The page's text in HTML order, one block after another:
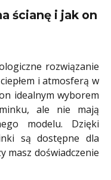
ścianę i jak on
rozwiązanie
i atmosferą w
idealnym wyborem
ale nie mają
modelu. Dzięki
są dostępne dla
masz doświadczenie